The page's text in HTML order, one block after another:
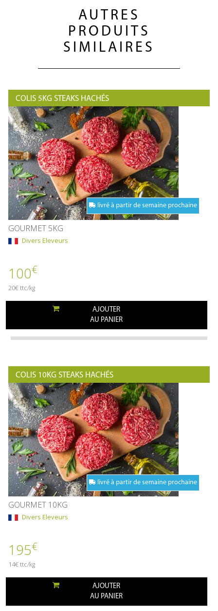
AUTRES
PRODUITS
SIMILAIRES
COLIS 5KG STEAKS HACHÉS
livré à partir de semaine prochaine
GOURMET 5KG
Divers Eleveurs
100€
20€ ttc/kg
AJOUTER
AU PANIER
COLIS 10KG STEAKS HACHÉS
livré à partir de semaine prochaine
GOURMET 10KG
Divers Eleveurs
195€
14€ ttc/kg
AJOUTER
AU PANIER